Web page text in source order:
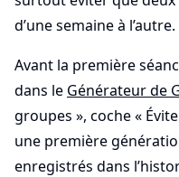
d’une semaine à l’autre.
Avant la première
dans le Générateur de
groupes », coche «
une première
enregistrés dans